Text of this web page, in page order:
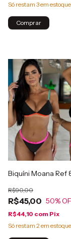
Só restam 3em
Comprar
Biquíni Moana Ref
R$45,00
R$90,00
50%
R$44,10 com Pix
Só restam 2em